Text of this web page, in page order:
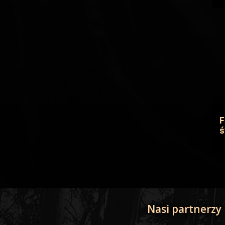
Nasi partnerzy